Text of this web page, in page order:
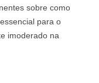
sobre como
para o
imoderado na